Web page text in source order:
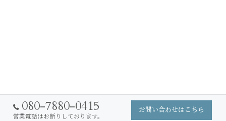
080-7880-0415
営業電話はお断りしております。
お問い合わせはこちら